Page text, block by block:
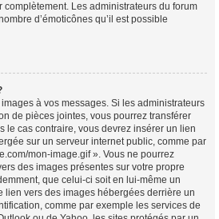
complètement. Les administrateurs du forum
d’émoticônes qu’il est possible
à vos messages. Si les administrateurs
de pièces jointes, vous pourrez transférer
le cas contraire, vous devrez insérer un lien
sur un serveur internet public, comme par
mon-image.gif ». Vous ne pourrez
des images présentes sur votre propre
que celui-ci soit en lui-même un
lien vers des images hébergées derrière un
comme par exemple les services de